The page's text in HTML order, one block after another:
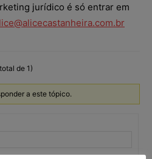
jurídico é só entrar em
de 1)
a este tópico.